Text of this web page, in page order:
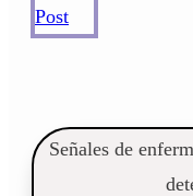
Señales de